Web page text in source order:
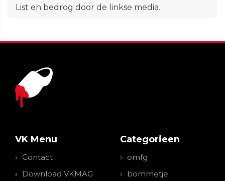
List en bedrog door de linkse media.
VK Menu
Contact
Download VKMAG
Categorieen
omfg
bommetje